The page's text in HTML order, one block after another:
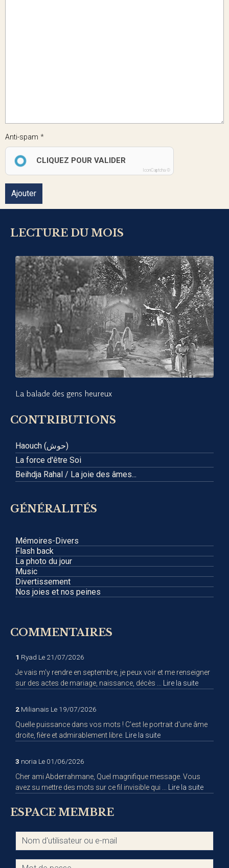
Anti-spam
CLIQUEZ POUR VALIDER
IconCaptcha ©
Ajouter
LECTURE DU MOIS
La balade des gens heureux
CONTRIBUTIONS
Haouch (حوش)
La force d'être Soi
Beihdja Rahal / La joie des âmes...
GÉNÉRALITÉS
Mémoires-Divers
Flash back
La photo du jour
Music
Divertissement
Nos joies et nos peines
COMMENTAIRES
1 Ryad Le 21/07/2026
Je vais m'y rendre en septembre, je peux voir et me renseigner
sur des actes de mariage, naissance, décès ...
Lire la suite
2 Milianais Le 19/07/2026
Quelle puissance dans vos mots ! C'est le portrait d'une âme
droite, fière et admirablement libre.
Lire la suite
3 noria Le 01/06/2026
Cher ami Abderrahmane, Quel magnifique message. Vous
avez su mettre des mots sur ce fil invisible qui ...
Lire la suite
ESPACE MEMBRE